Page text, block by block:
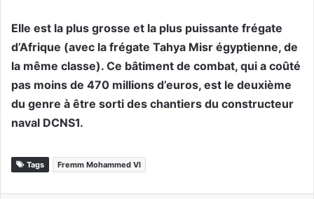
Elle est la plus grosse et la plus puissante frégate
d’Afrique (avec la frégate Tahya Misr égyptienne, de
la même classe). Ce bâtiment de combat, qui a coûté
pas moins de 470 millions d’euros, est le deuxième
du genre à être sorti des chantiers du constructeur
naval DCNS1.
Tags Fremm Mohammed VI